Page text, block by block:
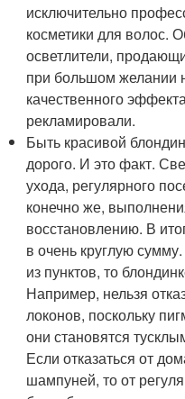
исключительно
косметики для волос.
осветлители,
при большом желании
качественного
рекламировали.
Быть красивой
дорого. И это факт.
ухода, регулярного
конечно же,
восстановлению. В
в очень круглую
из пунктов, то
Например, нельзя
локонов, поскольку
они становятся
Если отказаться от
шампуней, то от